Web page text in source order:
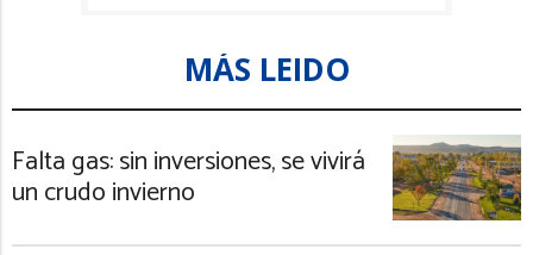
MÁS LEIDO
Falta gas: sin inversiones, se vivirá
un crudo invierno